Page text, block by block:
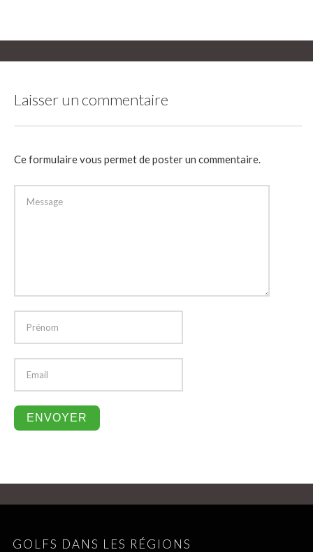
Laisser un commentaire
Ce formulaire vous permet de poster un commentaire.
GOLFS DANS LES RÉGIONS